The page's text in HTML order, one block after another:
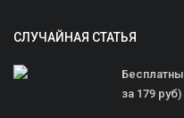
СЛУЧАЙНАЯ СТАТЬЯ
за 179 руб)